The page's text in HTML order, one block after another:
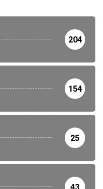
204
154
25
43